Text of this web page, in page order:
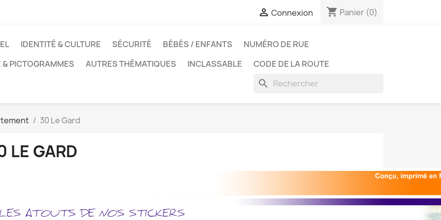
 Connexion shopping_cart Panier (0)
IDENTITÉ & CULTURE SÉCURITÉ BÉBÉS / ENFANTS
NUMÉRO DE RUE
PICTOGRAMMES
AUTRES THÉMATIQUES INCLASSABLE CODE DE LA ROUTE
search
30 Le Gard
LE GARD